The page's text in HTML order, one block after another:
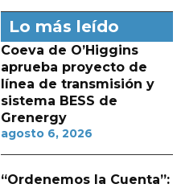
Lo más leído
Coeva de O’Higgins
aprueba proyecto de
línea de transmisión y
sistema BESS de
Grenergy
agosto 6, 2026
“Ordenemos la Cuenta”: